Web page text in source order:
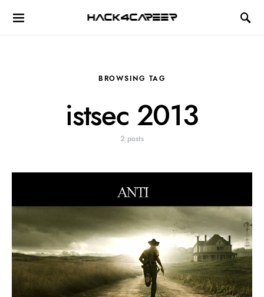
Hack4Career
BROWSING TAG
istsec 2013
2 posts